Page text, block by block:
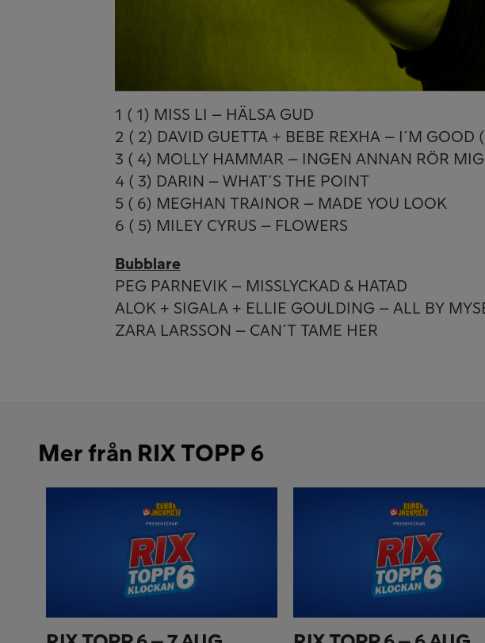
1 ( 1) MISS LI – HÄLSA GUD
2 ( 2) DAVID GUETTA + BEBE REXHA – I´M GOOD
3 ( 4) MOLLY HAMMAR – INGEN ANNAN RÖR
4 ( 3) DARIN – WHAT´S THE POINT
5 ( 6) MEGHAN TRAINOR – MADE YOU LOOK
6 ( 5) MILEY CYRUS – FLOWERS
Bubblare
PEG PARNEVIK – MISSLYCKAD & HATAD
ALOK + SIGALA + ELLIE GOULDING – ALL BY
ZARA LARSSON – CAN´T TAME HER
Mer från RIX TOPP 6